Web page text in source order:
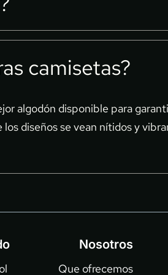
sino también un paso hacia
es cuidadosamente elaborada
perfecta para complementar
camisetas?
algodón disponible para
los diseños se vean nítidos y
Nosotros
Que ofrecemos